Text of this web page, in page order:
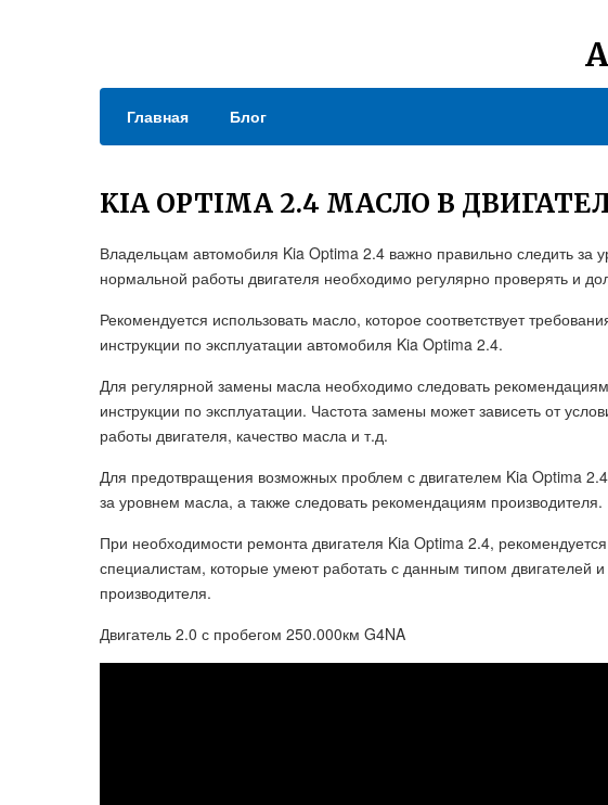
Главная Блог
KIA OPTIMA 2.4 МАСЛО В
Владельцам автомобиля Kia Optima 2.4 важно правильно следить за
нормальной работы двигателя необходимо регулярно проверять и
Рекомендуется использовать масло, которое соответствует
инструкции по эксплуатации автомобиля Kia Optima 2.4.
Для регулярной замены масла необходимо следовать
инструкции по эксплуатации. Частота замены может зависеть от
работы двигателя, качество масла и т.д.
Для предотвращения возможных проблем с двигателем Kia Optima
за уровнем масла, а также следовать рекомендациям производителя.
При необходимости ремонта двигателя Kia Optima 2.4,
специалистам, которые умеют работать с данным типом двигателей
производителя.
Двигатель 2.0 с пробегом 250.000км G4NA